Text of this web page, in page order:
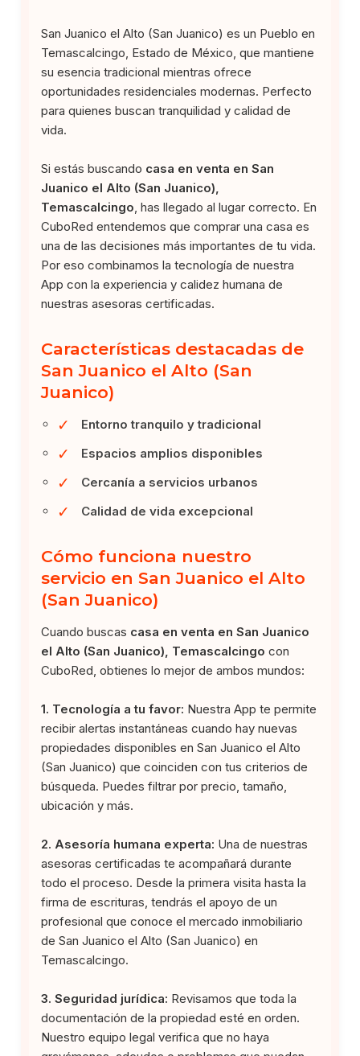
San Juanico el Alto (San Juanico) es un Pueblo en
Temascalcingo, Estado de México, que mantiene
su esencia tradicional mientras ofrece
oportunidades residenciales modernas. Perfecto
para quienes buscan tranquilidad y calidad de
vida.
Si estás buscando casa en venta en San
Juanico el Alto (San Juanico),
Temascalcingo , has llegado al lugar correcto. En
CuboRed entendemos que comprar una casa es
una de las decisiones más importantes de tu vida.
Por eso combinamos la tecnología de nuestra
App con la experiencia y calidez humana de
nuestras asesoras certificadas.
Características destacadas de
San Juanico el Alto (San
Juanico)
✓ Entorno tranquilo y tradicional
✓ Espacios amplios disponibles
✓ Cercanía a servicios urbanos
✓ Calidad de vida excepcional
Cómo funciona nuestro
servicio en San Juanico el Alto
(San Juanico)
Cuando buscas casa en venta en San Juanico
el Alto (San Juanico), Temascalcingo con
CuboRed, obtienes lo mejor de ambos mundos:
1. Tecnología a tu favor: Nuestra App te permite
recibir alertas instantáneas cuando hay nuevas
propiedades disponibles en San Juanico el Alto
(San Juanico) que coinciden con tus criterios de
búsqueda. Puedes filtrar por precio, tamaño,
ubicación y más.
2. Asesoría humana experta: Una de nuestras
asesoras certificadas te acompañará durante
todo el proceso. Desde la primera visita hasta la
firma de escrituras, tendrás el apoyo de un
profesional que conoce el mercado inmobiliario
de San Juanico el Alto (San Juanico) en
Temascalcingo.
3. Seguridad jurídica: Revisamos que toda la
documentación de la propiedad esté en orden.
Nuestro equipo legal verifica que no haya